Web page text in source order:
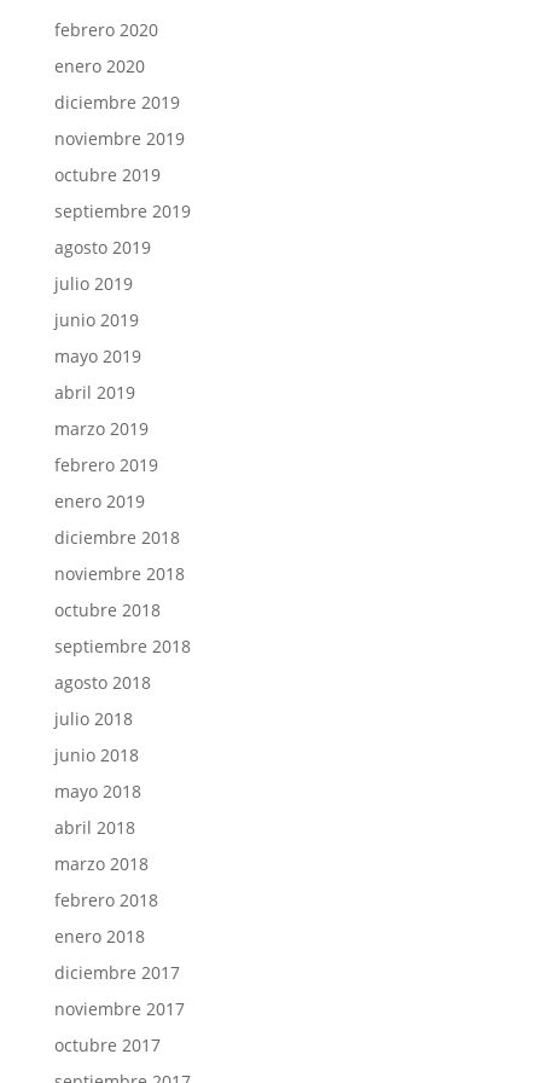
febrero 2020
enero 2020
diciembre 2019
noviembre 2019
octubre 2019
septiembre 2019
agosto 2019
julio 2019
junio 2019
mayo 2019
abril 2019
marzo 2019
febrero 2019
enero 2019
diciembre 2018
noviembre 2018
octubre 2018
septiembre 2018
agosto 2018
julio 2018
junio 2018
mayo 2018
abril 2018
marzo 2018
febrero 2018
enero 2018
diciembre 2017
noviembre 2017
octubre 2017